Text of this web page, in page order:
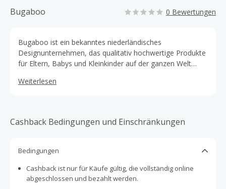
Bugaboo 0 Bewertungen
Bugaboo ist ein bekanntes niederländisches
Designunternehmen, das qualitativ hochwertige Produkte
für Eltern, Babys und Kleinkinder auf der ganzen Welt
Zubehör bis hin zu einem neu eingeführten Autositz - wir
zu erkunden.
Weiterlesen
Cashback Bedingungen und Einschränkungen
Bedingungen
Cashback ist nur für Käufe gültig, die vollständig online
abgeschlossen und bezahlt werden.